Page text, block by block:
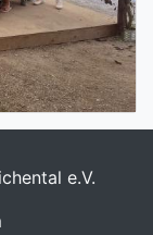
e.V.